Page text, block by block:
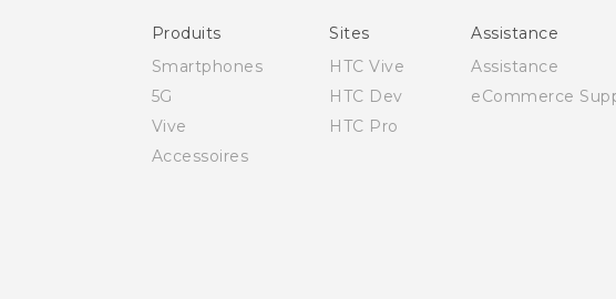
Produits
Smartphones
5G
Vive
Accessoires
Sites
HTC Vive
HTC Dev
HTC Pro
Assistance
Assistance
eCommerce